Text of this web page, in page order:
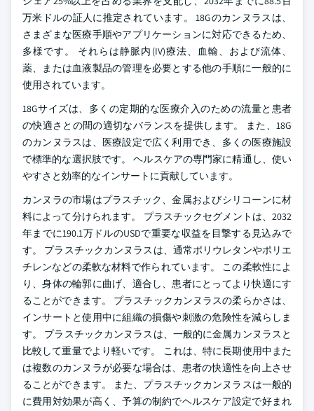
万米ドルの証人に推定されています。 18Gのカンヌラスは、
さまざまな医療手順やアプリケーションに対応できるため、
多様です。 それらは静脈内(IV)療法、血輸、および流体、
薬、または血液製品の管理を必要とする他の手順に一般的に
使用されています。
18Gサイズは、多くの定期的な医療介入のための流量と患者
の快適さとの間の適切なバランスを提供します。 また、18G
のカンヌラスは、医療設定で広く利用でき、多くの医療施設
で標準的な選択肢です。 ヘルスケアの専門家に精通し、使い
やすさと効率的なインサートに貢献しています。
カンヌラの市場はプラスチック、金属およびシリコーンに材
料によって分けられます。 プラスチックセグメントは、2032
年までに190.1万ドルのUSDで重要な収益を目撃する見込みで
す。 プラスチックカンヌラスは、通常ポリウレタンやポリエ
チレンなどの柔軟な材料で作られています。 この柔軟性によ
り、身体の輪郭に曲げ、適合し、患者にとってより快適にす
ることができます。 プラスチックカンヌラスの柔らかさは、
インサートと使用中に組織の損傷や刺激の危険性を減らしま
す。 プラスチックカンヌラスは、一般的に金属カンヌラスと
比較して重量でより軽いです。 これは、特に長期使用中また
は複数のカンヌラが必要な場合は、患者の快適性を向上させ
ることができます。 また、プラスチックカンヌラスは一般的
に費用対効果が高く、予算の制約でヘルスケア設定で好まれ